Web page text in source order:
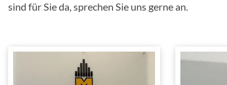
sind für Sie da, sprechen Sie uns gerne an.
Beatrice